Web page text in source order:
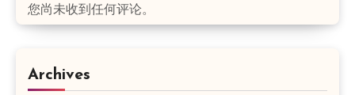
您尚未收到任何评论。
Archives